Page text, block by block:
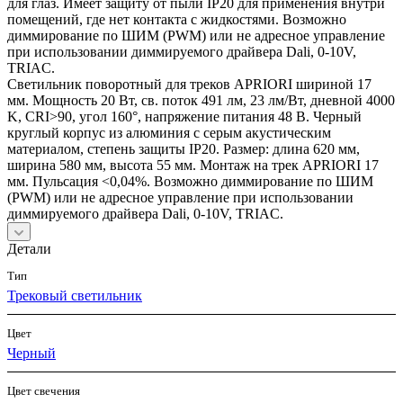
для глаз. Имеет защиту от пыли IP20 для применения внутри
помещений, где нет контакта с жидкостями. Возможно
диммирование по ШИМ (PWM) или не адресное управление
при использовании диммируемого драйвера Dali, 0-10V,
TRIAC.
Светильник поворотный для треков APRIORI шириной 17
мм. Мощность 20 Вт, св. поток 491 лм, 23 лм/Вт, дневной 4000
K, CRI>90, угол 160°, напряжение питания 48 В. Черный
круглый корпус из алюминия с серым акустическим
материалом, степень защиты IP20. Размер: длина 620 мм,
ширина 580 мм, высота 55 мм. Монтаж на трек APRIORI 17
мм. Пульсация <0,04%. Возможно диммирование по ШИМ
(PWM) или не адресное управление при использовании
диммируемого драйвера Dali, 0-10V, TRIAC.
Детали
Тип
Трековый светильник
Цвет
Черный
Цвет свечения